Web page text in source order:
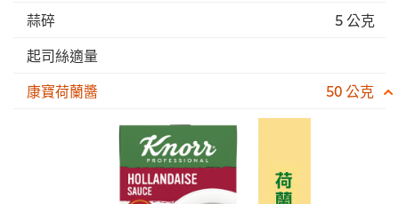
蒜碎
5 公克
起司絲適量
康寶荷蘭醬
50 公克